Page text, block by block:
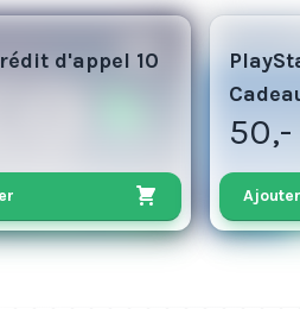
d'appel 10
50
50,-